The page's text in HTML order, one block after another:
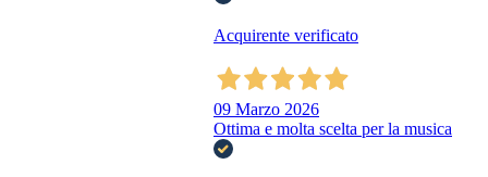
Acquirente verificato
09 Marzo 2026
Ottima e molta scelta per la musica